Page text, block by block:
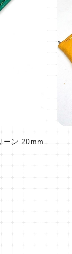
ーン 20mm